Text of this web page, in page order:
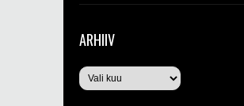
ARHIIV
Arhiiv